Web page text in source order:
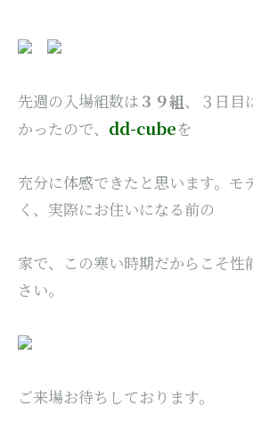
先週の入場組数は ３９組、３日目
かったので、 dd-cubeを
充分に体感できたと思います。モ
く、実際にお住いになる前の
家で、この寒い時期だからこそ性
さい。
ご来場お待ちしております。